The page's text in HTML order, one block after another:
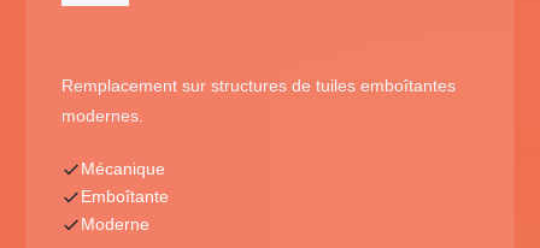
Remplacement sur structures de tuiles emboîtantes
modernes.
Mécanique
Emboîtante
Moderne